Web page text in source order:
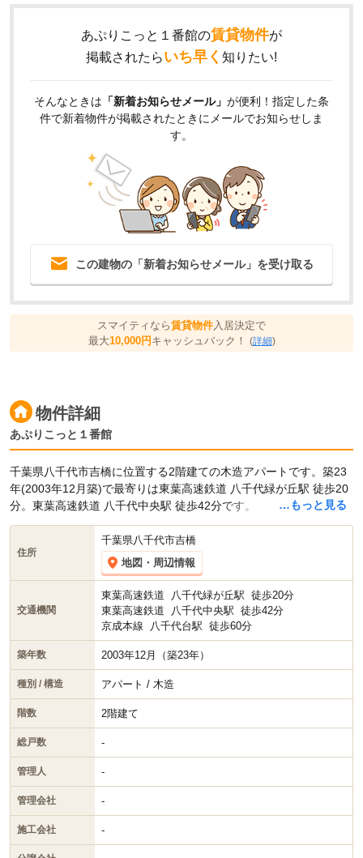
あぷりこっと１番館の賃貸物件が
掲載されたらいち早く 知りたい!
そんなときは 「新着お知らせメール」 が便利！指定した条
件で新着物件が掲載されたときにメールでお知らせしま
す。
この建物の「新着お知らせメール」を受け取る
スマイティなら賃貸物件 入居決定で
最大10,000円キャッシュバック！ (詳細)
物件詳細
あぷりこっと１番館
…もっと見る
千葉県八千代市吉橋に位置する2階建ての木造アパートです。築23
年(2003年12月築)で最寄りは東葉高速鉄道 八千代緑が丘駅 徒歩20
分。東葉高速鉄道 八千代中央駅 徒歩42分です。
住所
千葉県八千代市吉橋
地図・周辺情報
交通機関
東葉高速鉄道 八千代緑が丘駅 徒歩20分
東葉高速鉄道
八千代中央駅 徒歩42分
京成本線
八千代台駅 徒歩60分
築年数 2003年12月（築23年）
種別 / 構造 アパート / 木造
階数 2階建て
総戸数 -
管理人 -
管理会社 -
施工会社 -